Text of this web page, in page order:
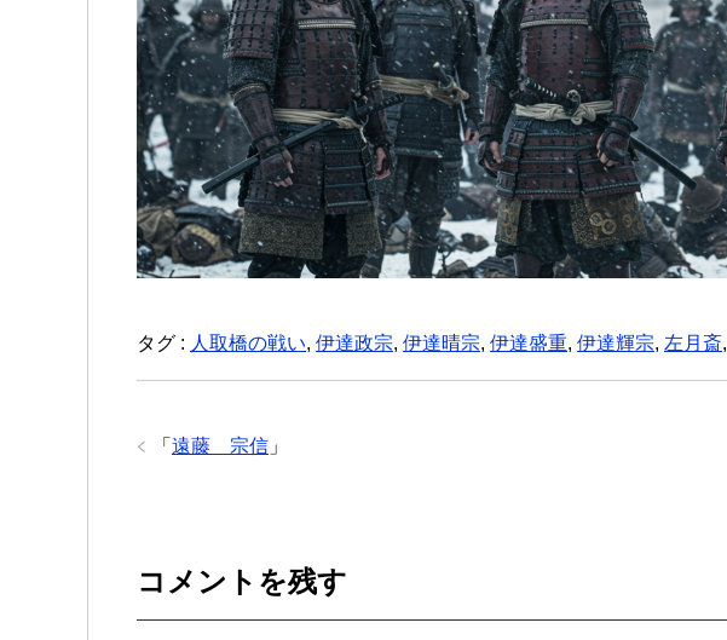
タグ : 人取橋の戦い, 伊達政宗, 伊達晴宗, 伊達盛重, 伊達輝宗, 左月斎,
「 遠藤 宗信 」
コメントを残す